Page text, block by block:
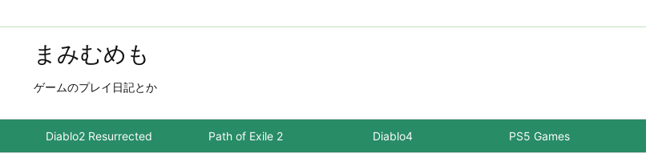
まみむめも
ゲームのプレイ日記とか
Diablo2 Resurrected Path of Exile 2 Diablo4 PS5 Games